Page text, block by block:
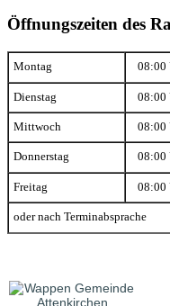
Öffnungszeiten des
Montag 08:00
Dienstag 08:00
Mittwoch 08:00
Donnerstag 08:00
Freitag 08:00
oder nach Terminabsprache